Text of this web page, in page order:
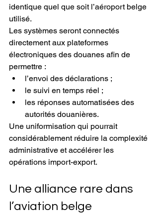
identique quel que soit l’aéroport belge
utilisé.
Les systèmes seront connectés
directement aux plateformes
électroniques des douanes afin de
permettre :
l’envoi des déclarations ;
le suivi en temps réel ;
les réponses automatisées des
autorités douanières.
Une uniformisation qui pourrait
considérablement réduire la complexité
administrative et accélérer les
opérations import-export.
Une alliance rare dans
l’aviation belge